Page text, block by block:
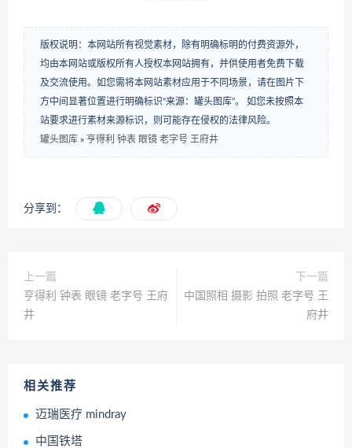
版权说明：本网站所有视觉素材，除有明确标明的付费资源外，
均由本网站或版权所有人授权本网站拥有，并供使用者免费下载
及交流使用。如您需将本网站素材应用于不同场景，请在图片下
方中间显著位置进行明确标识“来源：罐头图库”。 如您未按照本
站要求进行素材来源标识，则可能存在侵权的法律风险。
罐头图库 » 亨得利 钟表 眼镜 老字号 王府井
分享到：
上一篇
亨得利 钟表 眼镜 老字号 王府
井
下一篇
中国照相 摄影 拍照 老字号 王
府井
相关推荐
迈瑞医疗 mindray
中国铁塔